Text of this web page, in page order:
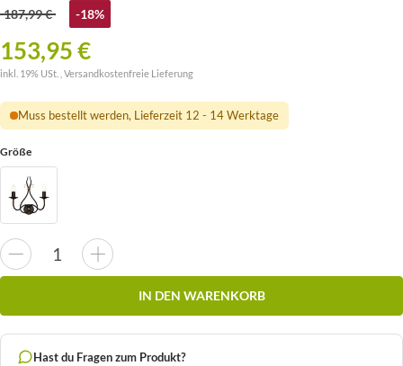
187,99 € -18%
153,95 €
inkl. 19% USt. , Versandkostenfreie Lieferung
Muss bestellt werden, Lieferzeit 12 - 14 Werktage
Größe
IN DEN WARENKORB
Hast du Fragen zum Produkt?